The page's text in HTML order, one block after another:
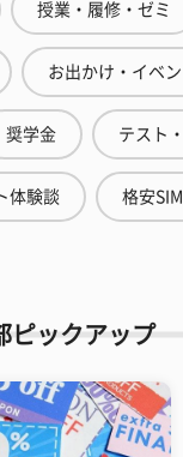
授業・履修・ゼミ
お出かけ・イベン
奨学金 テスト
体験談 格安
ピックアップ